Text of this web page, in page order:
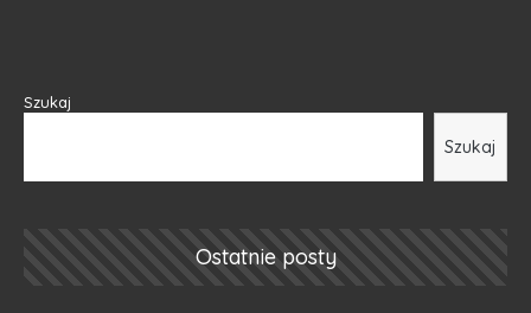
Szukaj
Szukaj
Ostatnie posty